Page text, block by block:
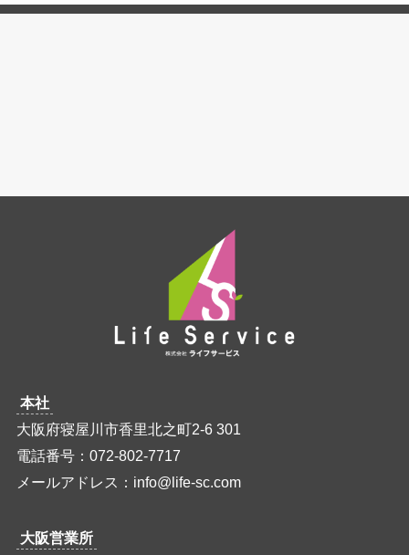
本社
大阪府寝屋川市香里北之町2-6 301
電話番号：072-802-7717
メールアドレス：info@life-sc.com
大阪営業所